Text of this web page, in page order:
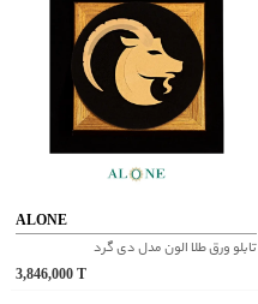
ALONE
تابلو ورق طلا الون مدل دی گرد
3,846,000T